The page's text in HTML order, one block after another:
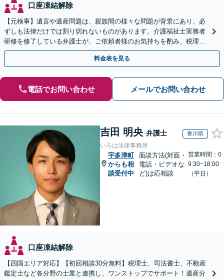
口座凍結解除
【元検事】遺言や遺産問題は、親族間の様々な問題が背景にあり、必
ずしも法律だけでは割り切れないものがあります。介護福祉士実務者
研修を修了している弁護士が、ご依頼者様のお気持ちを酌み、税理士
など他士業とも密接に連携しながら丁寧に対応いたします。
料金表を見る
電話でお問い合わせ メールでお問い合わせ
吉田 明央 弁護士 香川県
いろは法律事務所
宇多津町
からも相
談受付中
面談方法(対面・
電話・ビデオな
ど)は応相談
営業時間：0
9:30~18:00
（平日）
口座凍結解除
【四国エリア対応】【初回相談30分無料】税理士、司法書士、不動産
鑑定士など各分野の士業と連携し、ワンストップでサポート！遺産分